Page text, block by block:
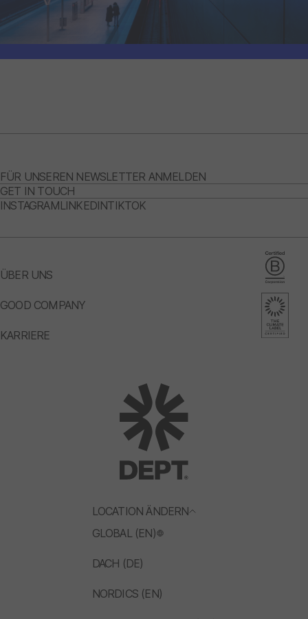
LOCATION ÄNDERN
GLOBAL (EN)
DACH (DE)
NORDICS (EN)
ÜBER UNS
GOOD COMPANY
KARRIERE
FÜR UNSEREN NEWSLETTER ANMELDEN
GET IN TOUCH
INSTAGRAMLINKEDINTIKTOK